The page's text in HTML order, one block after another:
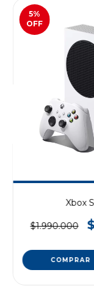
5%
OFF
Xbox
$1.990.000
COMPRAR